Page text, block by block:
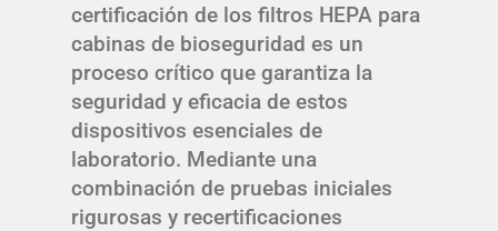
certificación de los filtros HEPA para
cabinas de bioseguridad es un
proceso crítico que garantiza la
seguridad y eficacia de estos
dispositivos esenciales de
laboratorio. Mediante una
combinación de pruebas iniciales
rigurosas y recertificaciones